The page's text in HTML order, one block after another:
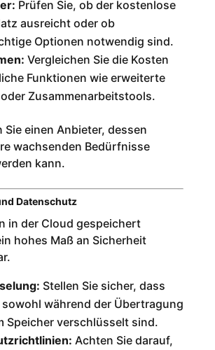
Prüfen Sie, ob der kostenlose
ausreicht oder ob
Optionen notwendig sind.
Vergleichen Sie die Kosten
Funktionen wie erweiterte
Zusammenarbeitstools.
Sie einen Anbieter, dessen
wachsenden Bedürfnisse
kann.
Datenschutz
in der Cloud gespeichert
hohes Maß an Sicherheit
Stellen Sie sicher, dass
sowohl während der Übertragung
Speicher verschlüsselt sind.
Achten Sie darauf,